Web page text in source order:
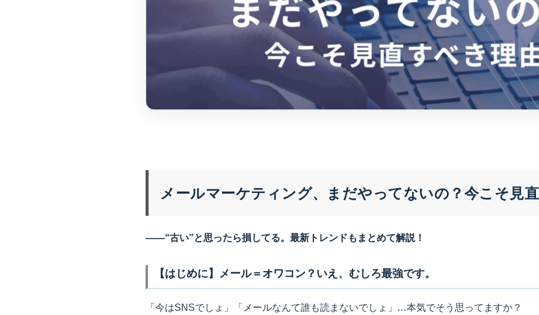
メールマーケティング、まだやってないの？今こそ見
――“古い”と思ったら損してる。最新トレンドもまとめて解説！
【はじめに】メール＝オワコン？いえ、むしろ最強です。
「今はSNSでしょ」「メールなんて誰も読まないでしょ」…本気でそう思ってますか？